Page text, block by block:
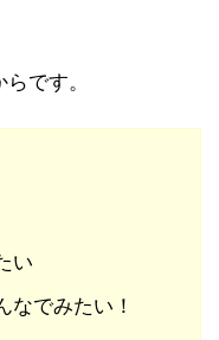
です。
い
なでみたい！